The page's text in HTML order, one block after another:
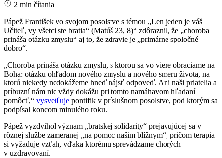
2 min čítania
Pápež František vo svojom posolstve s témou „Len jeden je váš
Učiteľ, vy všetci ste bratia“ (Matúš 23, 8)“ zdôraznil, že „choroba
prináša otázku zmyslu“ aj to, že zdravie je „primárne spoločné
dobro“.
„Choroba prináša otázku zmyslu, s ktorou sa vo viere obraciame na
Boha: otázku ohľadom nového zmyslu a nového smeru života, na
ktorú niekedy nedokážeme hneď nájsť odpoveď. Ani naši priatelia a
príbuzní nám nie vždy dokážu pri tomto namáhavom hľadaní
pomôcť,“ vysvetľuje pontifik v príslušnom posolstve, pod ktorým sa
podpísal koncom minulého roku.
Pápež vyzdvihol význam „bratskej solidarity“ prejavujúcej sa v
rôznej službe zameranej „na pomoc našim blížnym“, pričom terapia
si vyžaduje vzťah, vďaka ktorému sprevádzame chorých
v uzdravovaní.